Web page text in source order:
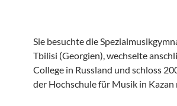
Sie besuchte die
Tbilisi (Georgien), wechselte
College in Russland und schloss
der Hochschule für Musik in